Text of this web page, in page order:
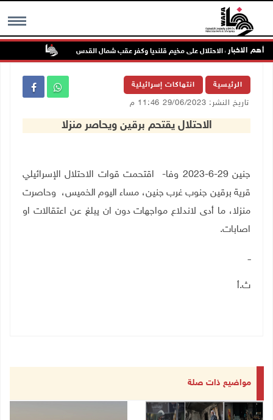
MENU أهم الاخبار
الرئيسية انتهاكات إسرائيلية
تاريخ النشر: 29/06/2023 11:46 م
الاحتلال يقتحم برقين ويحاصر منزلا
جنين 29-6-2023 وفا- اقتحمت قوات الاحتلال الإسرائيلي
قرية برقين جنوب غرب جنين، مساء اليوم الخميس، وحاصرت
منزلا، ما أدى لاندلاع مواجهات دون ان يبلغ عن اعتقالات او
اصابات.
ــ
ث.أ
مواضيع ذات صلة